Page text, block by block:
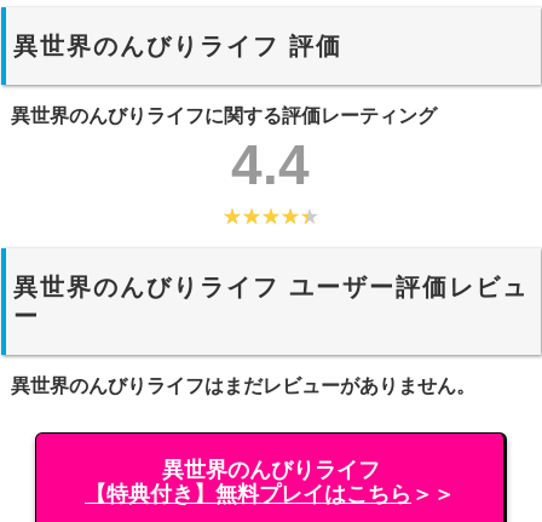
異世界のんびりライフ 評価
異世界のんびりライフに関する評価レーティング
4.4
異世界のんびりライフ ユーザー評価レビュ
ー
異世界のんびりライフはまだレビューがありません。
異世界のんびりライフ
【特典付き】無料プレイはこちら ＞＞